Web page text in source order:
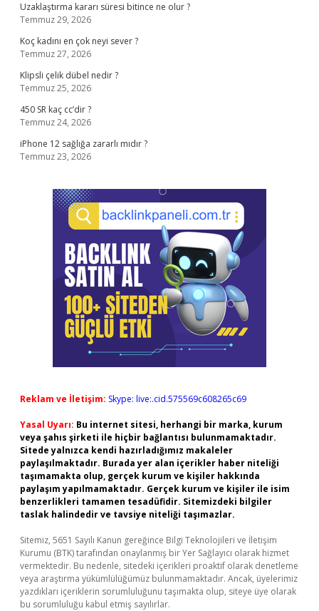
Uzaklaştırma kararı süresi bitince ne olur ?
Temmuz 29, 2026
Koç kadını en çok neyi sever ?
Temmuz 27, 2026
Klipsli çelik dübel nedir ?
Temmuz 25, 2026
450 SR kaç cc’dir ?
Temmuz 24, 2026
iPhone 12 sağlığa zararlı mıdır ?
Temmuz 23, 2026
Reklam ve İletişim: Skype: live:.cid.575569c608265c69
Yasal Uyarı: Bu internet sitesi, herhangi bir marka, kurum
veya şahıs şirketi ile hiçbir bağlantısı bulunmamaktadır.
Sitede yalnızca kendi hazırladığımız makaleler
paylaşılmaktadır. Burada yer alan içerikler haber niteliği
taşımamakta olup, gerçek kurum ve kişiler hakkında
paylaşım yapılmamaktadır. Gerçek kurum ve kişiler ile isim
benzerlikleri tamamen tesadüfidir. Sitemizdeki bilgiler
taslak halindedir ve tavsiye niteliği taşımazlar.
Sitemiz, 5651 Sayılı Kanun gereğince Bilgi Teknolojileri ve İletişim
Kurumu (BTK) tarafından onaylanmış bir Yer Sağlayıcı olarak hizmet
vermektedir. Bu nedenle, sitedeki içerikleri proaktif olarak denetleme
veya araştırma yükümlülüğümüz bulunmamaktadır. Ancak, üyelerimiz
yazdıkları içeriklerin sorumluluğunu taşımakta olup, siteye üye olarak
bu sorumluluğu kabul etmiş sayılırlar.